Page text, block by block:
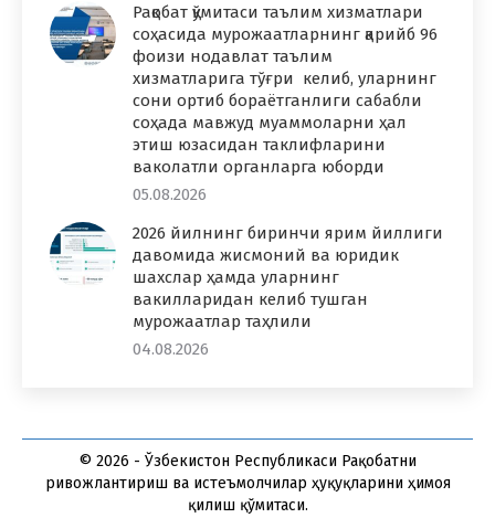
Рақобат қўмитаси таълим хизматлари
соҳасида мурожаатларнинг қарийб 96
фоизи нодавлат таълим
хизматларига тўғри келиб, уларнинг
сони ортиб бораётганлиги сабабли
соҳада мавжуд муаммоларни ҳал
этиш юзасидан таклифларини
ваколатли органларга юборди
05.08.2026
2026 йилнинг биринчи ярим йиллиги
давомида жисмоний ва юридик
шахслар ҳамда уларнинг
вакилларидан келиб тушган
мурожаатлар таҳлили
04.08.2026
© 2026 - Ўзбекистон Республикаси Рақобатни
ривожлантириш ва истеъмолчилар ҳуқуқларини ҳимоя
қилиш қўмитаси.